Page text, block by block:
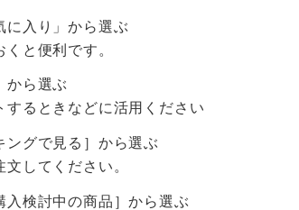
に入り」から選ぶ
と便利です。
から選ぶ
るときなどに活用ください
ングで見る］から選ぶ
してください。
検討中の商品］から選ぶ